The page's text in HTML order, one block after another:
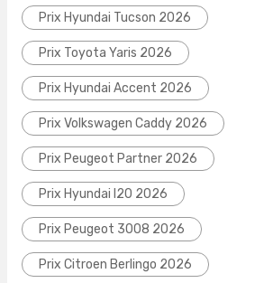
Prix Hyundai Tucson 2026
Prix Toyota Yaris 2026
Prix Hyundai Accent 2026
Prix Volkswagen Caddy 2026
Prix Peugeot Partner 2026
Prix Hyundai I20 2026
Prix Peugeot 3008 2026
Prix Citroen Berlingo 2026